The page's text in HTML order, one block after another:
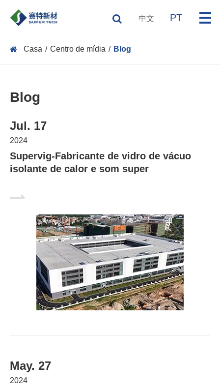
中文 PT
Casa Centro de mídia Blog
Blog
Jul. 17
2024
Supervig-Fabricante de vidro de vácuo
isolante de calor e som super
May. 27
2024